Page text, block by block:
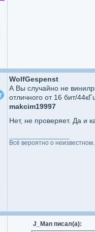
WolfGespenst
А Вы случайно не
отличного от 16 бит/
makcim19997
Нет, не проверяет. Да и
Всё вероятно о
J_Man писал(а):